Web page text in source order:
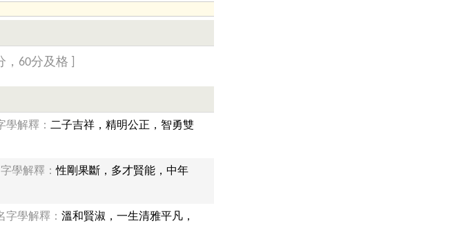
60分及格 ]
學解釋： 二子吉祥，精明公正，智勇雙
學解釋：性剛果斷，多才賢能，中年
字學解釋： 溫和賢淑，一生清雅平凡，